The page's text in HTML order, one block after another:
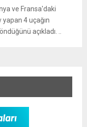
ve Fransa'daki
yapan 4 uçağın
açıkladı. ..